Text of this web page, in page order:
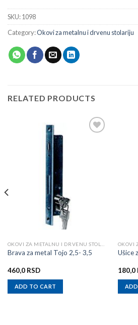
SKU:1098
Category:Okovi za metalnu i drvenu stolariju
RELATED PRODUCTS
Brava za metal Tojo 2,5- 3,5
460,0 RSD
ADD TO CART
Ušice
180,0